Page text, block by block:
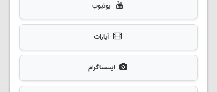
یوتیوب
آپارات
اینستاگرام